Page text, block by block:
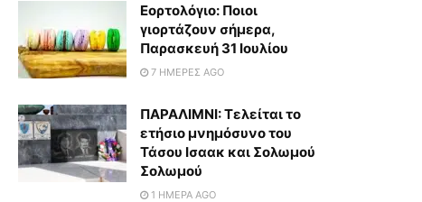
Εορτολόγιο: Ποιοι
γιορτάζουν σήμερα,
Παρασκευή 31 Ιουλίου
7 ΗΜΈΡΕΣ AGO
ΠΑΡΑΛΙΜΝΙ: Τελείται το
ετήσιο μνημόσυνο του
Τάσου Ισαακ και Σολωμού
Σολωμού
1 ΗΜΈΡΑ AGO